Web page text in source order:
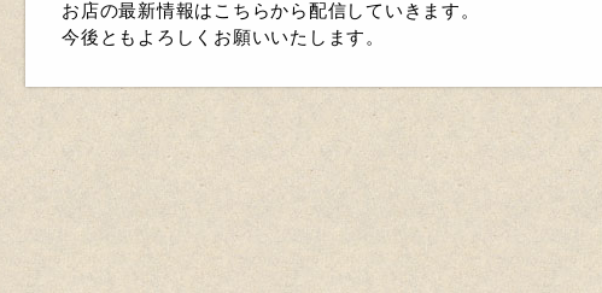
お店の最新情報はこちらから配信していきます。
今後ともよろしくお願いいたします。